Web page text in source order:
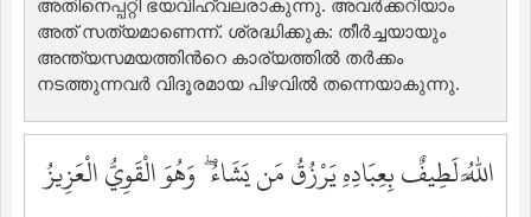
അതിനെപ്പറ്റി ഭയവിഹ്വലരാകുന്നു. അവര്‍ക്കറിയാം
അത് സത്യമാണെന്ന്‌. ശ്രദ്ധിക്കുക: തീര്‍ച്ചയായും
അന്ത്യസമയത്തിന്‍റെ കാര്യത്തില്‍ തര്‍ക്കം
നടത്തുന്നവര്‍ വിദൂരമായ പിഴവില്‍ തന്നെയാകുന്നു.
اللَّهُ لَطِيفٌ بِعِبَادِهِ يَرْزُقُ مَن يَشَاءُ ۖ وَهُوَ الْقَوِيُّ الْعَزِيزُ